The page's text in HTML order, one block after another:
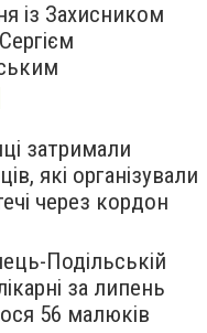
із Захисником
затримали
які організували
через кордон
Подільській
за липень
56 малюків